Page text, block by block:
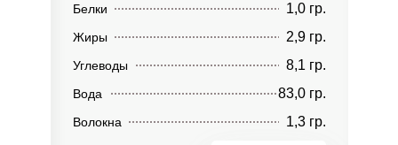
Белки 1,0 гр.
Жиры 2,9 гр.
Углеводы 8,1 гр.
Вода 83,0 гр.
Волокна 1,3 гр.